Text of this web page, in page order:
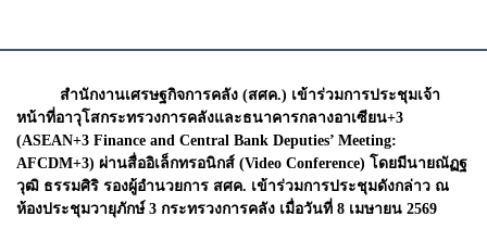
สำนักงานเศรษฐกิจการคลัง (สศค.) เข้าร่วมการประชุมเจ้า
หน้าที่อาวุโสกระทรวงการคลังและธนาคารกลางอาเซียน+3
(ASEAN+3 Finance and Central Bank Deputies’ Meeting:
AFCDM+3) ผ่านสื่ออิเล็กทรอนิกส์ (Video Conference) โดยมีนายณัฏฐ
วุฒิ ธรรมศิริ รองผู้อำนวยการ สศค. เข้าร่วมการประชุมดังกล่าว ณ
ห้องประชุมวายุภักษ์ 3 กระทรวงการคลัง เมื่อวันที่ 8 เมษายน 2569